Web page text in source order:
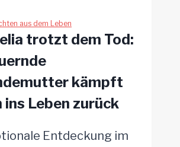
den
Unterschied
aus dem Leben
trotzt dem Tod:
kämpft
ins Leben zurück
Entdeckung im